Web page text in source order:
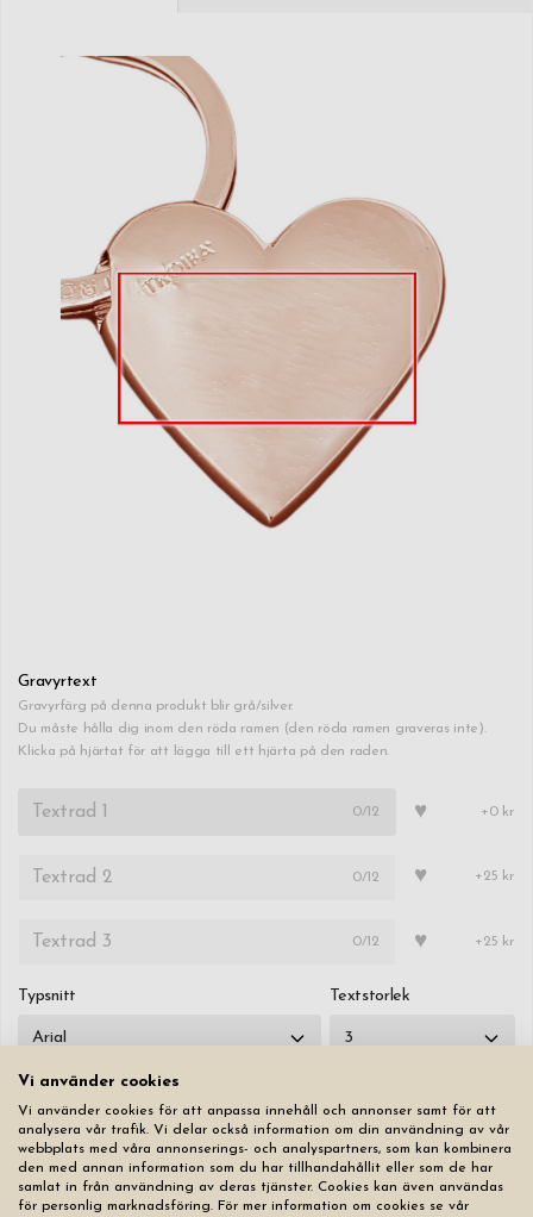
Gravyrtext
Gravyrfärg på denna produkt blir grå/silver.
Du måste hålla dig inom den röda ramen (den röda ramen graveras inte).
Klicka på hjärtat för att lägga till ett hjärta på den raden.
0/12 ♥ +0 kr
0/12 ♥ +25 kr
0/12 ♥ +25 kr
Typsnitt Textstorlek
Nollställ
Vi använder cookies
Vi använder cookies för att anpassa innehåll och annonser samt för att
analysera vår trafik. Vi delar också information om din användning av vår
webbplats med våra annonserings- och analyspartners, som kan kombinera
den med annan information som du har tillhandahållit eller som de har
samlat in från användning av deras tjänster. Cookies kan även användas
för personlig marknadsföring. För mer information om cookies se vår